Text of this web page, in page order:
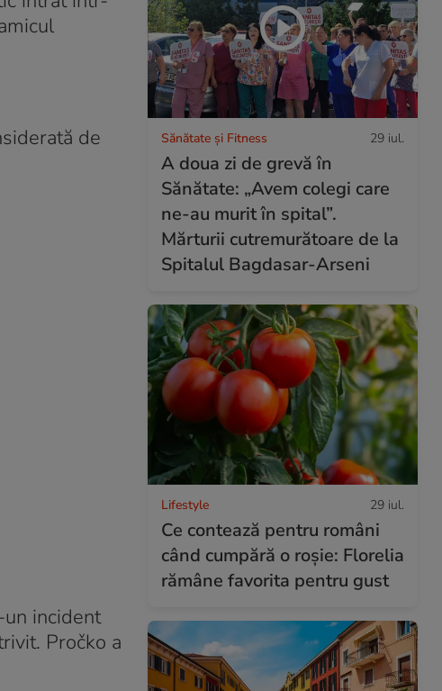
de
incident
Pročko a
Sănătate și Fitness 29 iul.
A doua zi de grevă în
Sănătate: „Avem colegi care
ne-au murit în spital”.
Mărturii cutremurătoare de la
Spitalul Bagdasar-Arseni
Lifestyle 29 iul.
Ce contează pentru români
când cumpără o roșie: Florelia
rămâne favorita pentru gust